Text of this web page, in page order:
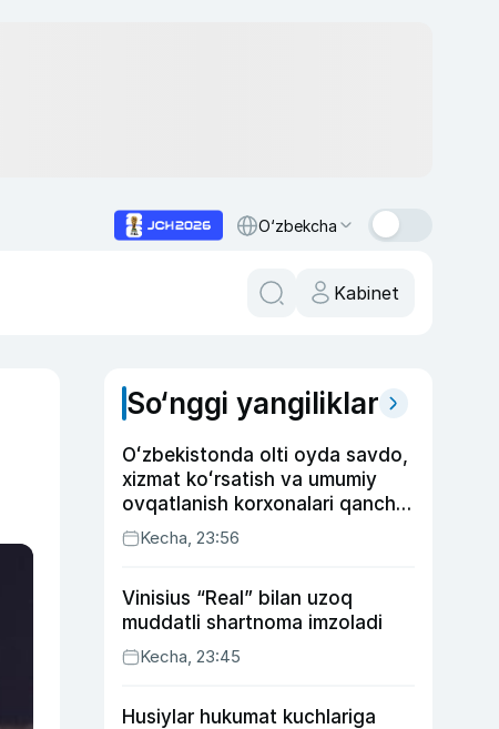
O‘zbekcha
Kabinet
So‘nggi yangiliklar
Oʻzbekistonda olti oyda savdo,
xizmat koʻrsatish va umumiy
ovqatlanish korxonalari qancha
soliq toʻlagani ochiqlandi
Kecha, 23:56
Vinisius “Real” bilan uzoq
muddatli shartnoma imzoladi
Kecha, 23:45
Husiylar hukumat kuchlariga